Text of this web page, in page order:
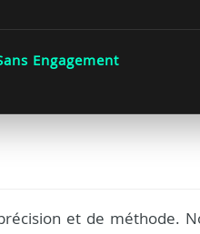
Engagement
et de méthode.